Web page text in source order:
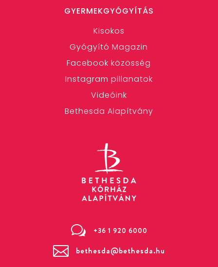
GYERMEKGYÓGYÍTÁS
Kisokos
Gyógyító Magazin
Facebook közösség
Instagram pillanatok
Videóink
Bethesda Alapítvány
w +36 1 920 6000
 bethesda@bethesda.hu